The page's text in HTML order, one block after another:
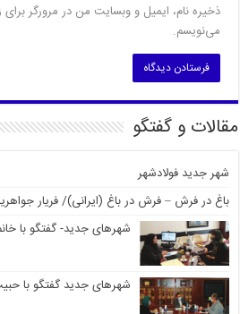
ذخیره نام، ایمیل و وبسایت من در مرورگر برای
می‌نویسم.
مقالات و گفتگو
شهر جدید فولادشهر
باغ در فرش – فرش در باغ (ایرانی)/ فریار
شهرهای جدید- گفتگو با
شهرهای جدید گفتگو با